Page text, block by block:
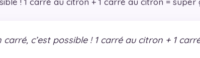
carré, c’est possible ! 1 carré au citron + 1